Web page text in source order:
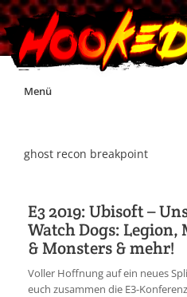
Skip
Menü
Impressum
Jobs
ghost recon breakpoint
E3 2019: Ubisoft –
Watch Dogs: Legion,
& Monsters & mehr!
Voller Hoffnung auf ein neues
euch zusammen die E3-